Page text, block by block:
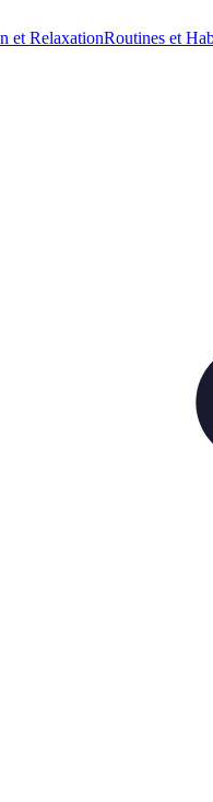
et RelaxationRoutines et